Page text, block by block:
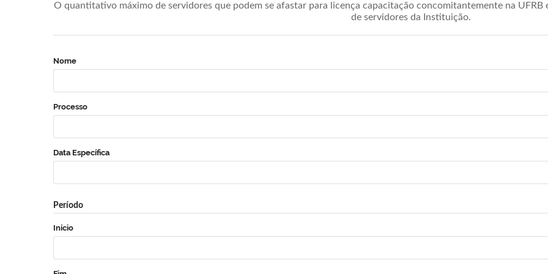
O quantitativo máximo de servidores que podem se afastar para licença capacitação concomitantemente na
de servidores da Instituição.
Nome
Processo
Data Específica
Período
Início